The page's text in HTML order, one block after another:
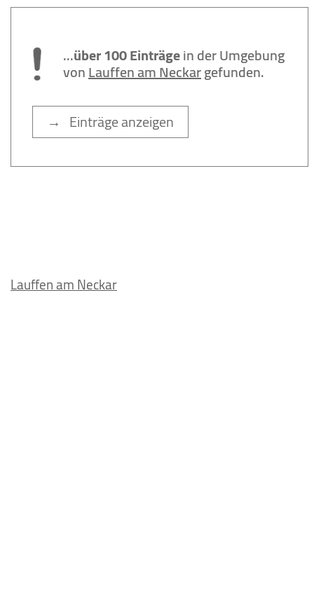
...über 100 Einträgein der Umgebung
vonLauffen am Neckargefunden.
→ Einträge anzeigen
Lauffen am Neckar